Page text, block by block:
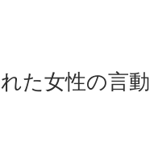
た女性の言動